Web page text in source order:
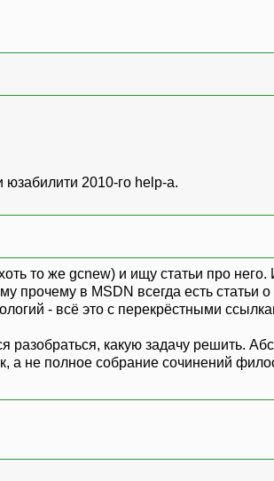
юзабилити 2010-го help-а.
то же gcnew) и ищу статьи про него.
прочему в MSDN всегда есть статьи
- всё это с перекрёстными
разобраться, какую задачу решить.
а не полное собрание сочинений